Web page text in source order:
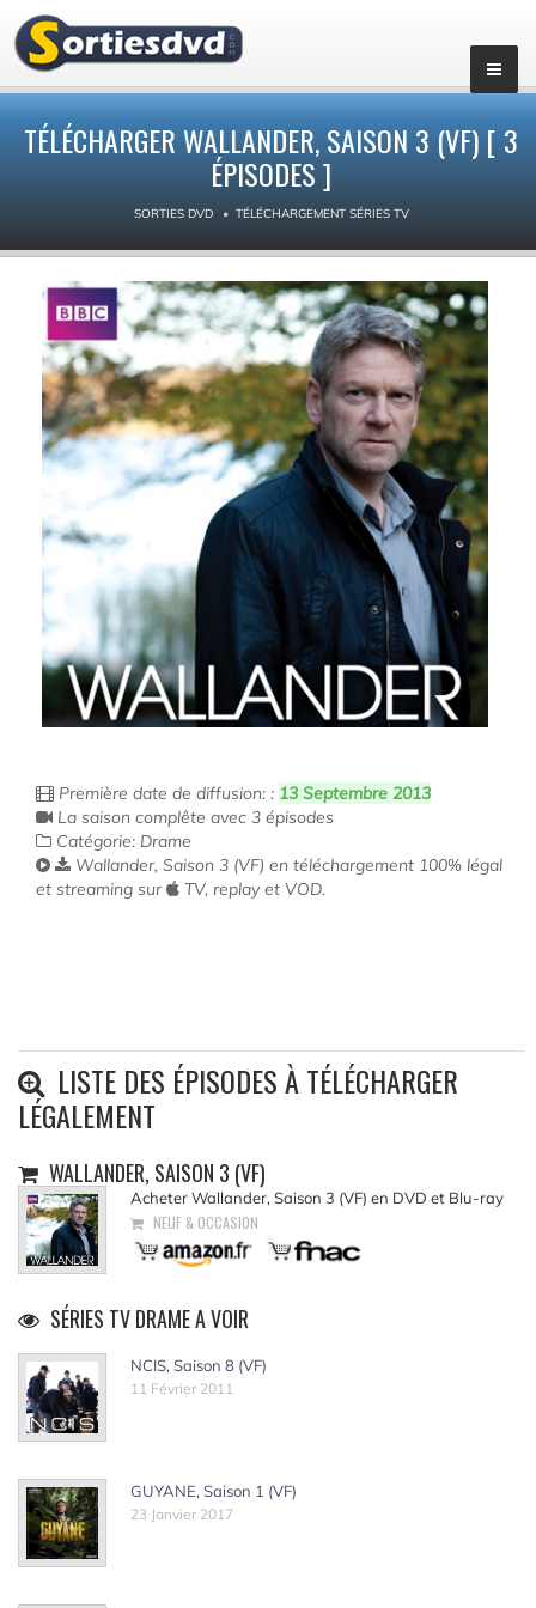
TÉLÉCHARGER WALLANDER, SAISON 3 (VF) [ 3
ÉPISODES ]
SORTIES DVD TÉLÉCHARGEMENT SÉRIES TV
Première date de diffusion: : 13 Septembre 2013
La saison complête avec 3 épisodes
Catégorie: Drame
Wallander, Saison 3 (VF) en téléchargement 100% légal
et streaming sur
TV, replay et VOD.
LISTE DES ÉPISODES À TÉLÉCHARGER
LÉGALEMENT
WALLANDER, SAISON 3 (VF)
Acheter Wallander, Saison 3 (VF) en DVD et Blu-ray
NEUF & OCCASION
SÉRIES TV DRAME A VOIR
NCIS, Saison 8 (VF)
11 Février 2011
GUYANE, Saison 1 (VF)
23 Janvier 2017